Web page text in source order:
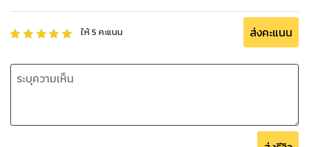
ให้5 คะแนน ส่งคะแนน